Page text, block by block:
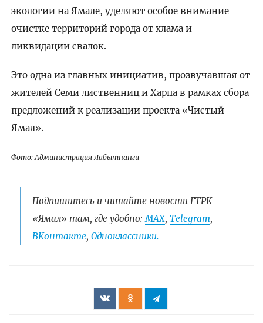
экологии на Ямале, уделяют особое внимание
очистке территорий города от хлама и
ликвидации свалок.
Это одна из главных инициатив, прозвучавшая от
жителей Семи лиственниц и Харпа в рамках сбора
предложений к реализации проекта «Чистый
Ямал».
Фото: Администрация Лабытнанги
Подпишитесь и читайте новости ГТРК
«Ямал» там, где удобно: МАХ, Telegram,
ВКонтакте, Одноклассники.